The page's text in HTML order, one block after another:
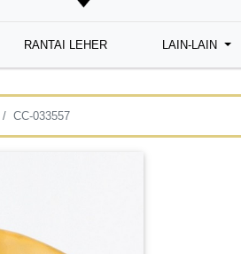
RANTAI LEHER LAIN-LAIN
CC-033557